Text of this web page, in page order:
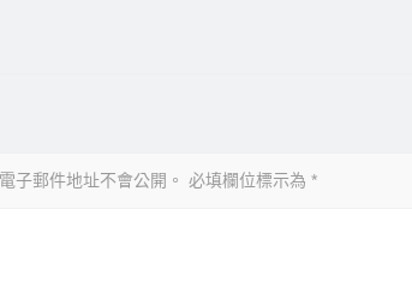
子郵件地址不會公開。 必填欄位標示為 *